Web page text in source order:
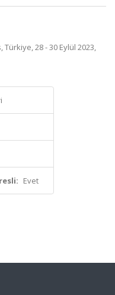
Türkiye, 28 - 30 Eylül 2023,
Evet